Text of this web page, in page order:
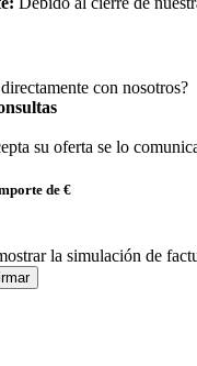
con nosotros?
su oferta se lo
de €
la simulación de